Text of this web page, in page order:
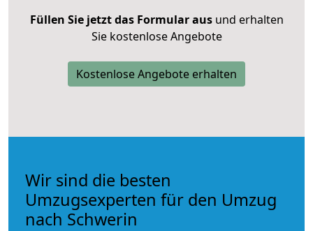
Füllen Sie jetzt das Formular ausund erhalten
Sie kostenlose Angebote
Kostenlose Angebote erhalten
Wir sind die besten
Umzugsexperten für den Umzug
nach Schwerin